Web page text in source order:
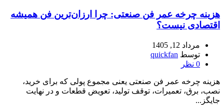
هزینه چرخه عمر فن صنعتی: چرا ارزان‌ترین فن همیشه
اقتصادی نیست؟
مرداد 12, 1405
توسط quickfan
0 نظر
هزینه چرخه عمر فن صنعتی یعنی مجموع پولی که برای خرید،
نصب، برق، تعمیرات، توقف تولید، تعویض قطعات و در نهایت
جایگز...